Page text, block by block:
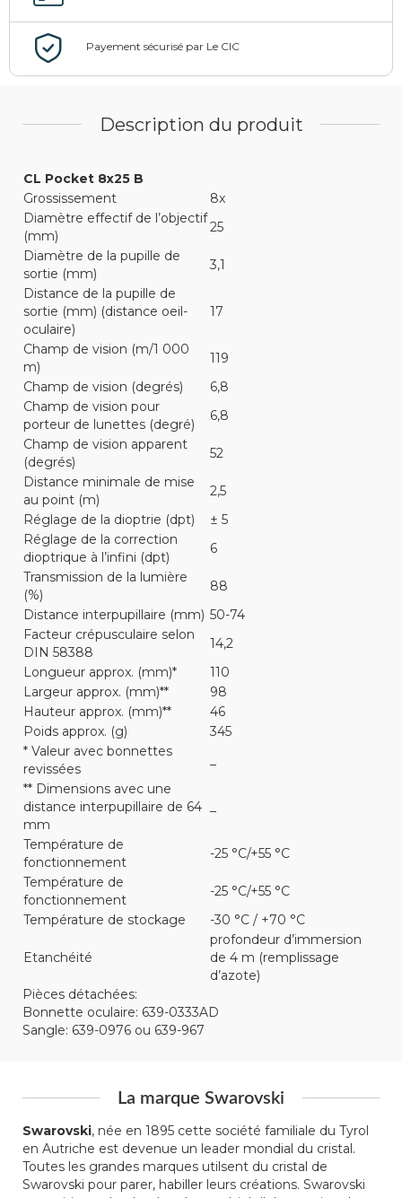
Description du produit
CL Pocket 8x25 B
Grossissement
8x
Diamètre effectif de l’objectif
(mm)
25
Diamètre de la pupille de
sortie (mm)
3,1
Distance de la pupille de
sortie (mm) (distance oeil-
oculaire)
17
Champ de vision (m/1 000
m)
119
Champ de vision (degrés)
6,8
Champ de vision pour
porteur de lunettes (degré)
6,8
Champ de vision apparent
(degrés)
52
Distance minimale de mise
au point (m)
2,5
Réglage de la dioptrie (dpt)
± 5
Réglage de la correction
dioptrique à l’infini (dpt)
6
Transmission de la lumière
(%)
88
Distance interpupillaire (mm) 50-74
Facteur crépusculaire selon
DIN 58388
14,2
Longueur approx. (mm)*
110
Largeur approx. (mm)**
98
Hauteur approx. (mm)**
46
Poids approx. (g)
345
* Valeur avec bonnettes
revissées
** Dimensions avec une
distance interpupillaire de 64
mm
Température de
fonctionnement
-25 °C/+55 °C
Température de
fonctionnement
-25 °C/+55 °C
Température de stockage
-30 °C / +70 °C
Etanchéité
profondeur d’immersion
de 4 m (remplissage
d’azote)
Pièces détachées:
Bonnette oculaire: 639-0333AD
Sangle: 639-0976 ou 639-967
La marque Swarovski
Swarovski, née en 1895 cette société familiale du Tyrol
en Autriche est devenue un leader mondial du cristal.
Toutes les grandes marques utilsent du cristal de
Swarovski pour parer, habiller leurs créations. Swarovski